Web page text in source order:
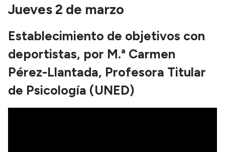
Jueves 2 de marzo
Establecimiento de objetivos con
deportistas, por M.ª Carmen
Pérez-Llantada, Profesora Titular
de Psicología (UNED)